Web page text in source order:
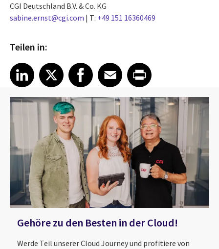
CGI Deutschland B.V. & Co. KG
sabine.ernst@cgi.com | T: +49 151 16360469
Teilen in:
Share article on LinkedIn
LinkedIn
Share article on XShare article on Facebook
Facebook
Share article on Email
EmailShare article on Print
Gehöre zu den Besten in der Cloud!
Werde Teil unserer Cloud Journey und profitiere von